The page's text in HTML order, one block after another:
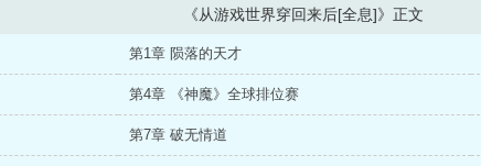
《从游戏世界穿回来后[全息]》正文
第1章 陨落的天才
第4章 《神魔》全球排位赛
第7章 破无情道